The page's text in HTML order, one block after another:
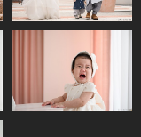
시그니처파티플레
이스(의정부)